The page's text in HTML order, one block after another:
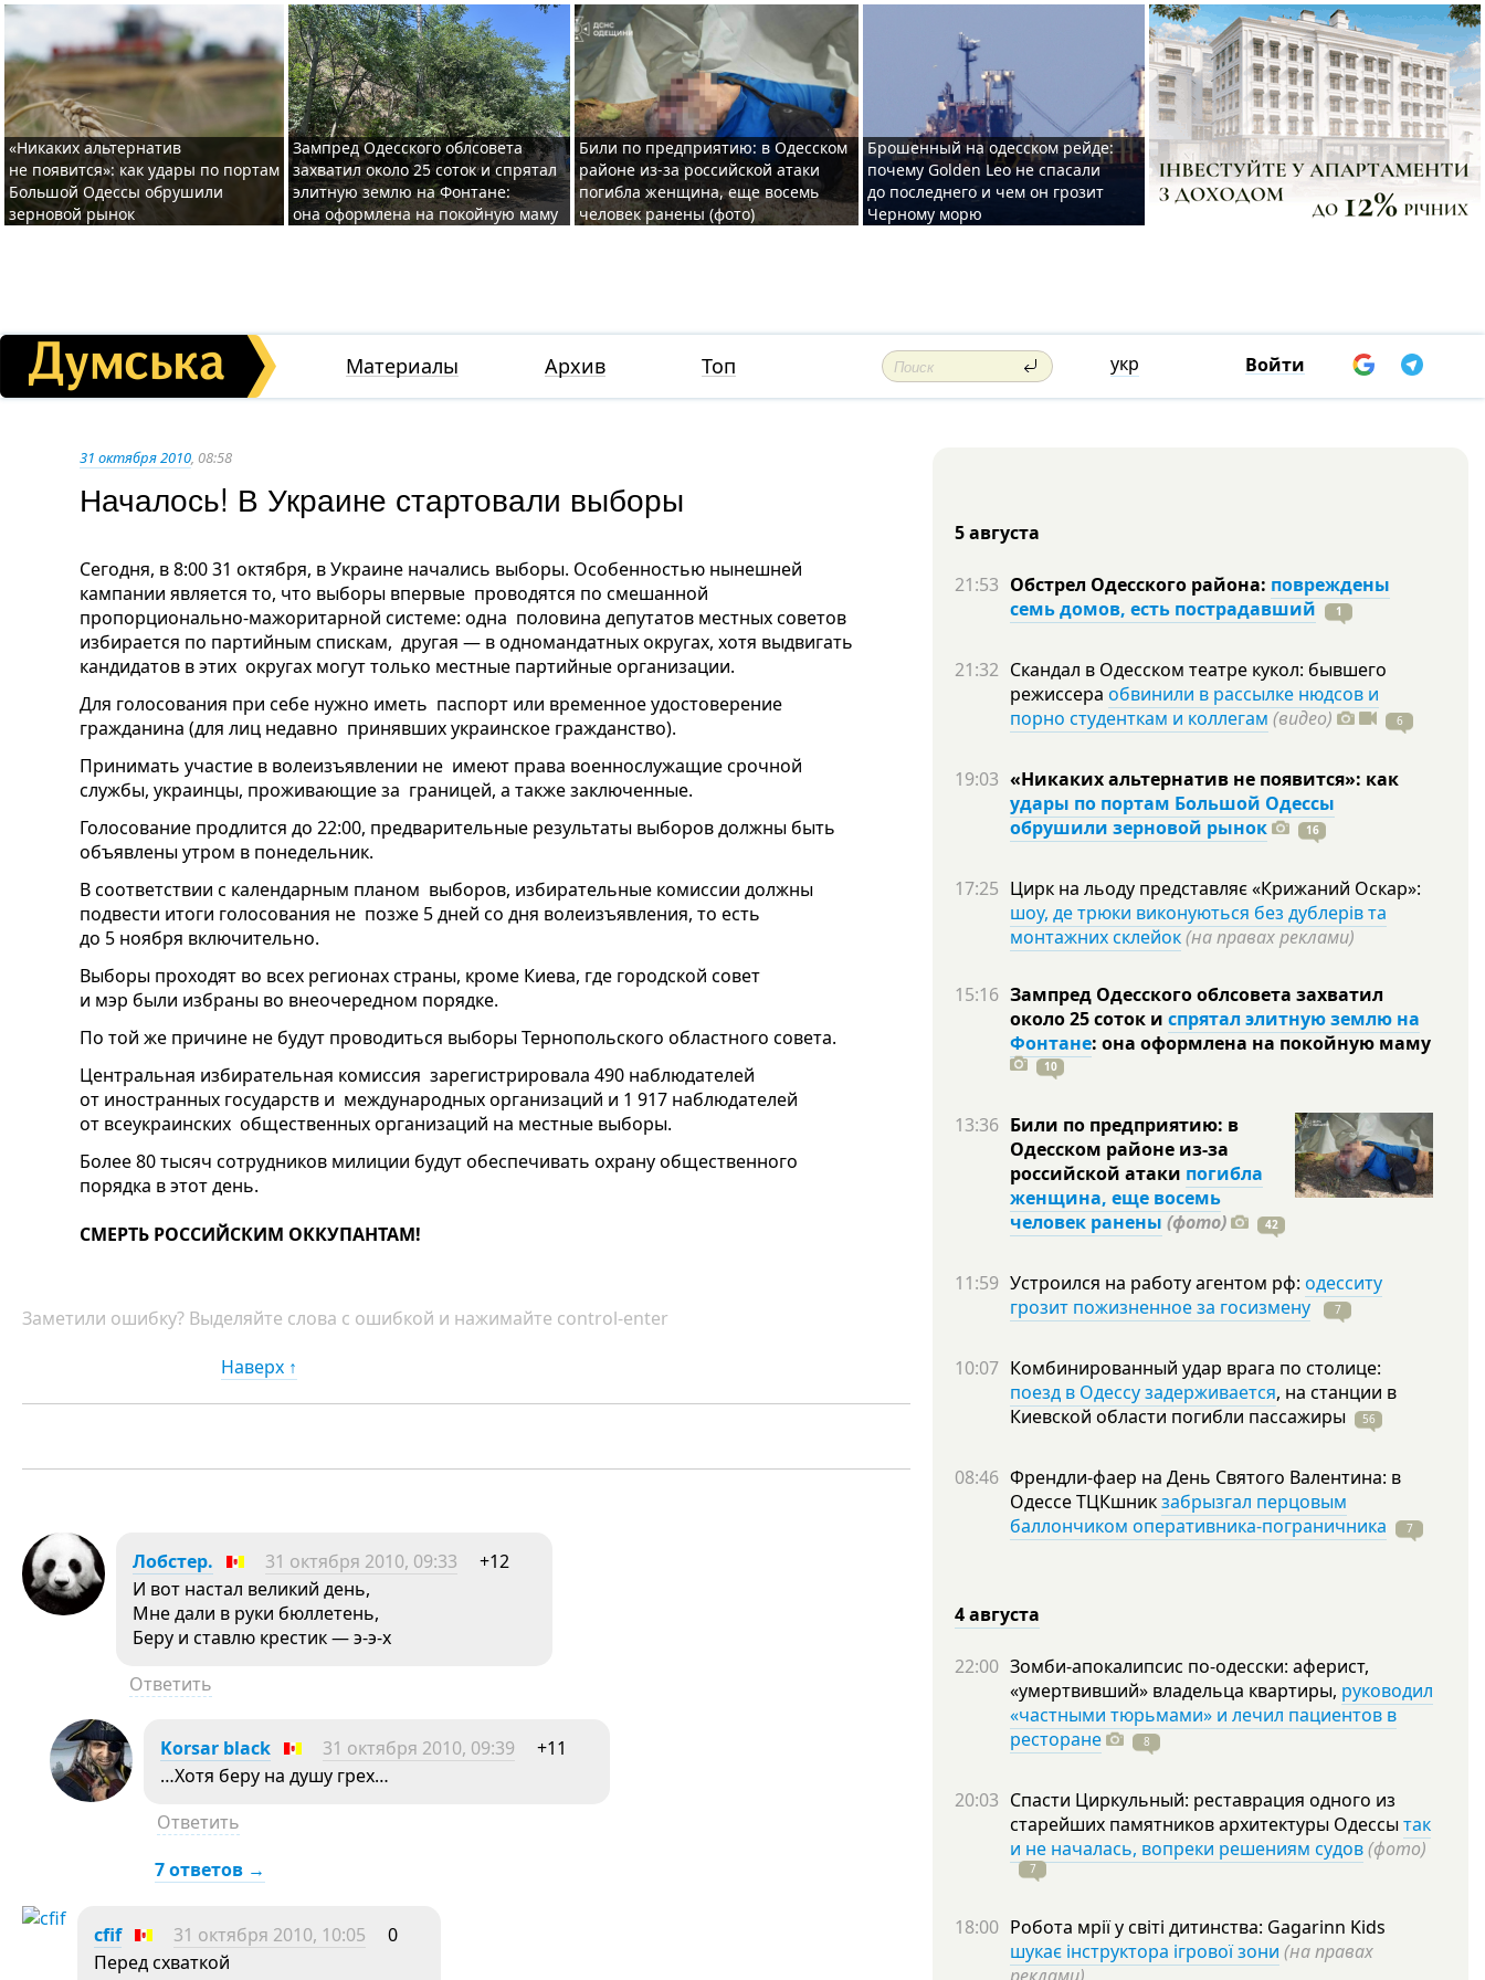
«Никаких альтернатив
не появится»: как удары по портам
Большой Одессы обрушили
зерновой рынок
Зампред Одесского облсовета
захватил около 25 соток и спрятал
элитную землю на Фонтане:
она оформлена на покойную маму
Били по предприятию: в Одесском
районе из-за российской атаки
погибла женщина, еще восемь
человек ранены (фото)
Брошенный на одесском рейде:
почему Golden Leo не спасали
до последнего и чем он грозит
Черному морю
Материалы Архив Топ укр Войти
31 октября 2010, 08:58
Началось! В Украине стартовали выборы
Сегодня, в 8:00 31 октября, в Украине начались выборы. Особенностью нынешней
кампании является то, что выборы впервые проводятся по смешанной
пропорционально-мажоритарной системе: одна половина депутатов местных советов
избирается по партийным спискам, другая — в одномандатных округах, хотя выдвигать
кандидатов в этих округах могут только местные партийные организации.
Для голосования при себе нужно иметь паспорт или временное удостоверение
гражданина (для лиц недавно принявших украинское гражданство).
Принимать участие в волеизъявлении не имеют права военнослужащие срочной
службы, украинцы, проживающие за границей, а также заключенные.
Голосование продлится до 22:00, предварительные результаты выборов должны быть
объявлены утром в понедельник.
В соответствии с календарным планом выборов, избирательные комиссии должны
подвести итоги голосования не позже 5 дней со дня волеизъявления, то есть
до 5 ноября включительно.
Выборы проходят во всех регионах страны, кроме Киева, где городской совет
и мэр были избраны во внеочередном порядке.
По той же причине не будут проводиться выборы Тернопольского областного совета.
Центральная избирательная комиссия зарегистрировала 490 наблюдателей
от иностранных государств и международных организаций и 1 917 наблюдателей
от всеукраинских общественных организаций на местные выборы.
Более 80 тысяч сотрудников милиции будут обеспечивать охрану общественного
порядка в этот день.
СМЕРТЬ РОССИЙСКИМ ОККУПАНТАМ!
Заметили ошибку? Выделяйте слова с ошибкой и нажимайте control-enter
Наверх ↑
Лобстер. 31 октября 2010, 09:33
+12
И вот настал великий день,
Мне дали в руки бюллетень,
Беру и ставлю крестик — э-э-х
Ответить
Korsar black 31 октября 2010, 09:39
+11
…Хотя беру на душу грех…
Ответить
7 ответов →
cfif 31 октября 2010, 10:05
0
Перед схваткой
5 августа
21:53 Обстрел Одесского района: повреждены
семь домов, есть пострадавший
1
21:32 Скандал в Одесском театре кукол: бывшего
режиссера обвинили в рассылке нюдсов и
порно студенткам и коллегам (видео) 6
19:03 «Никаких альтернатив не появится»: как
удары по портам Большой Одессы
обрушили зерновой рынок
16
17:25 Цирк на льоду представляє «Крижаний Оскар»:
шоу, де трюки виконуються без дублерів та
монтажних склейок(на правах реклами)
15:16 Зампред Одесского облсовета захватил
около 25 соток и спрятал элитную землю на
Фонтане: она оформлена на покойную маму
10
13:36 Били по предприятию: в
Одесском районе из-за
российской атаки погибла
женщина, еще восемь
человек ранены (фото) 42
11:59 Устроился на работу агентом рф: одесситу
грозит пожизненное за госизмену
7
10:07 Комбинированный удар врага по столице:
поезд в Одессу задерживается, на станции в
Киевской области погибли пассажиры 56
08:46 Френдли-фаер на День Святого Валентина: в
Одессе ТЦКшникзабрызгал перцовым
баллончиком оперативника-пограничника
7
4 августа
22:00 Зомби-апокалипсис по-одесски: аферист,
«умертвивший» владельца квартиры, руководил
«частными тюрьмами» и лечил пациентов в
ресторане
8
20:03 Спасти Циркульный: реставрация одного из
старейших памятников архитектуры Одессы так
и не началась, вопреки решениям судов(фото)
7
18:00 Робота мрії у світі дитинства: Gagarinn Kids
шукає інструктора ігрової зони (на правах